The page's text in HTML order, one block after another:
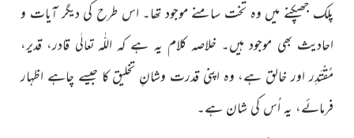
پلک جھپکنے میں وہ تخت سامنے موجود تھا۔ اس طرح کی دیگر آیات و
احادیث بھی موجود ہیں۔ خلاصہ کلام یہ ہے کہ اللّٰہ تعالٰیقادر، قدیر،
مُقْتَدِر اور خالق ہے، وہ اپنی قدرت وشانِ تخلیق کا جیسے چاہے اظہار
فرمائے، یہ اُس کی شان ہے۔